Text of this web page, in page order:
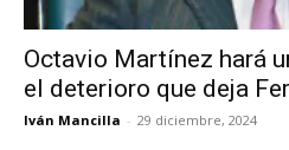
Octavio Martínez hará
el deterioro que deja
Iván Mancilla - 29 diciembre, 2024